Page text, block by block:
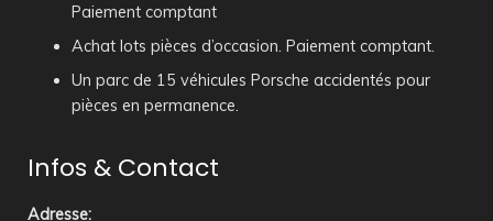
Paiement comptant
Achat lots pièces d’occasion. Paiement comptant.
Un parc de 15 véhicules Porsche accidentés pour
pièces en permanence.
Infos & Contact
Adresse: